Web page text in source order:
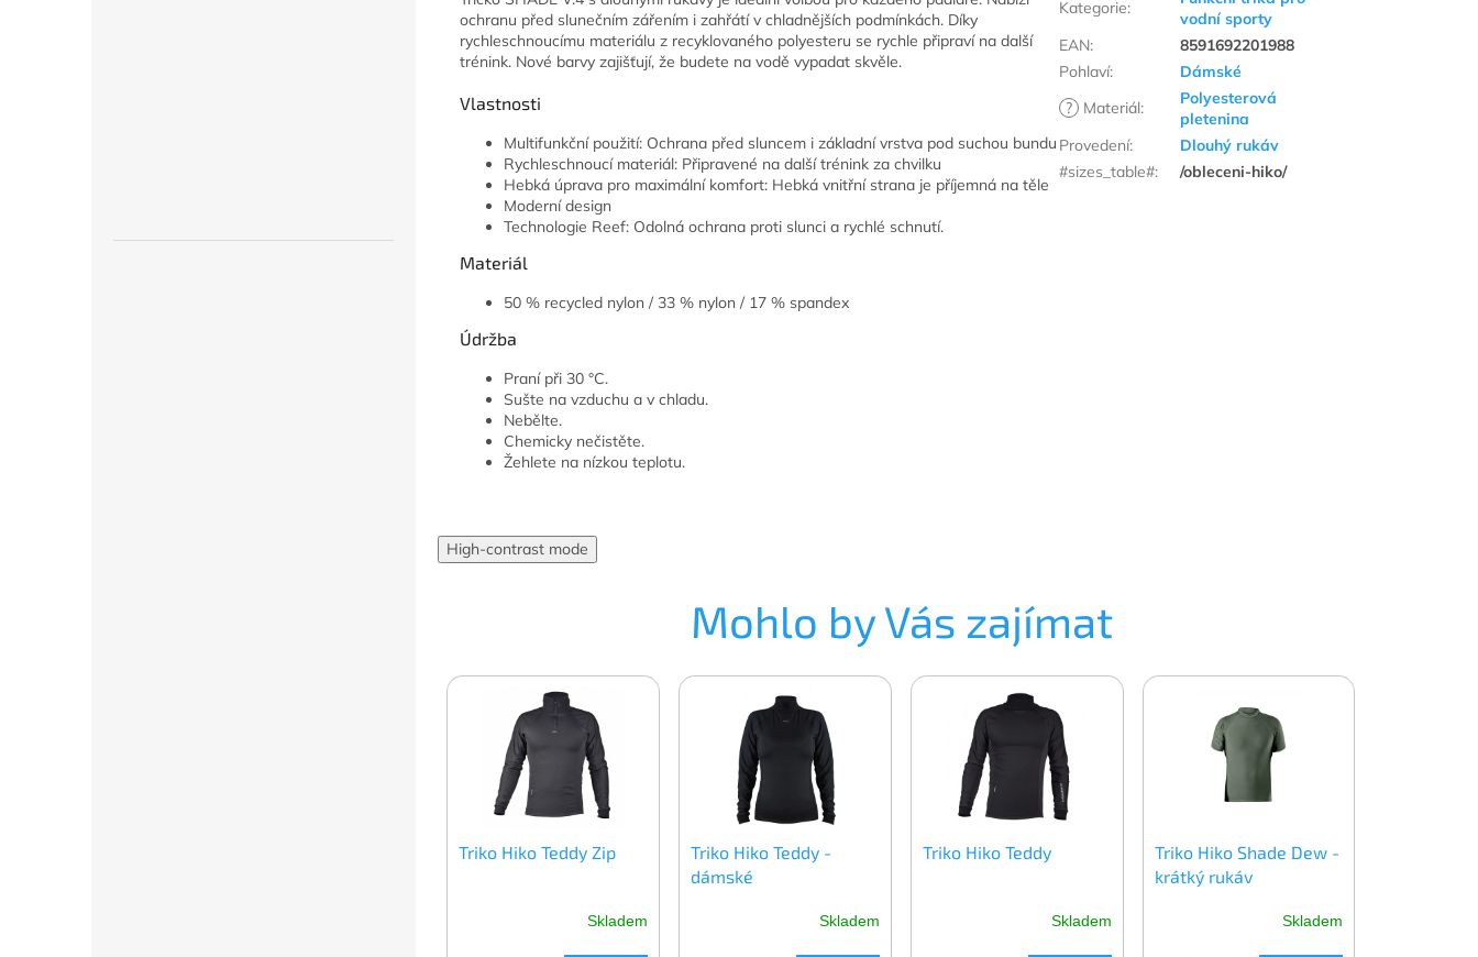
ochranu před slunečním zářením i zahřátí v chladnějších podmínkách. Díky
rychleschnoucímu materiálu z recyklovaného polyesteru se rychle připraví na další
trénink. Nové barvy zajišťují, že budete na vodě vypadat skvěle.
Vlastnosti
Multifunkční použití: Ochrana před sluncem i základní vrstva pod suchou bundu
Rychleschnoucí materiál: Připravené na další trénink za chvilku
Hebká úprava pro maximální komfort: Hebká vnitřní strana je příjemná na těle
Moderní design
Technologie Reef: Odolná ochrana proti slunci a rychlé schnutí.
Materiál
50 % recycled nylon / 33 % nylon / 17 % spandex
Údržba
Praní při 30 °C.
Sušte na vzduchu a v chladu.
Nebělte.
Chemicky nečistěte.
Žehlete na nízkou teplotu.
Kategorie:
vodní sporty
EAN:
8591692201988
Pohlaví:
Dámské
?
Materiál:
Polyesterová
pletenina
Provedení:
Dlouhý rukáv
#sizes_table#: /obleceni-hiko/
High-contrast mode
Mohlo by Vás zajímat
Triko Hiko Teddy Zip
Skladem
Triko Hiko Teddy -
dámské
Skladem
Triko Hiko Teddy
Skladem
Triko Hiko Shade Dew -
krátký rukáv
Skladem